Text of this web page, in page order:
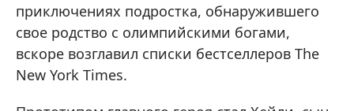
приключениях подростка, обнаружившего
свое родство с олимпийскими богами,
вскоре возглавил списки бестселлеров The
New York Times.